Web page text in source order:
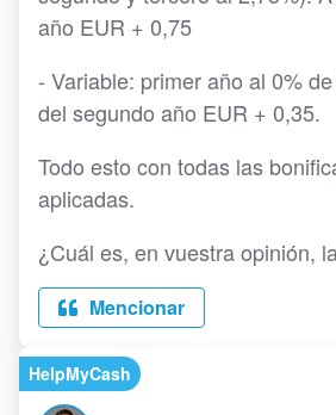
año EUR + 0,75
- Variable: primer año al 0%
del segundo año EUR + 0,35.
Todo esto con todas las
aplicadas.
¿Cuál es, en vuestra opinión,
Mencionar
HelpMyCash